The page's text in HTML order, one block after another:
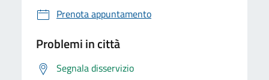
Prenota appuntamento
Problemi in città
Segnala disservizio